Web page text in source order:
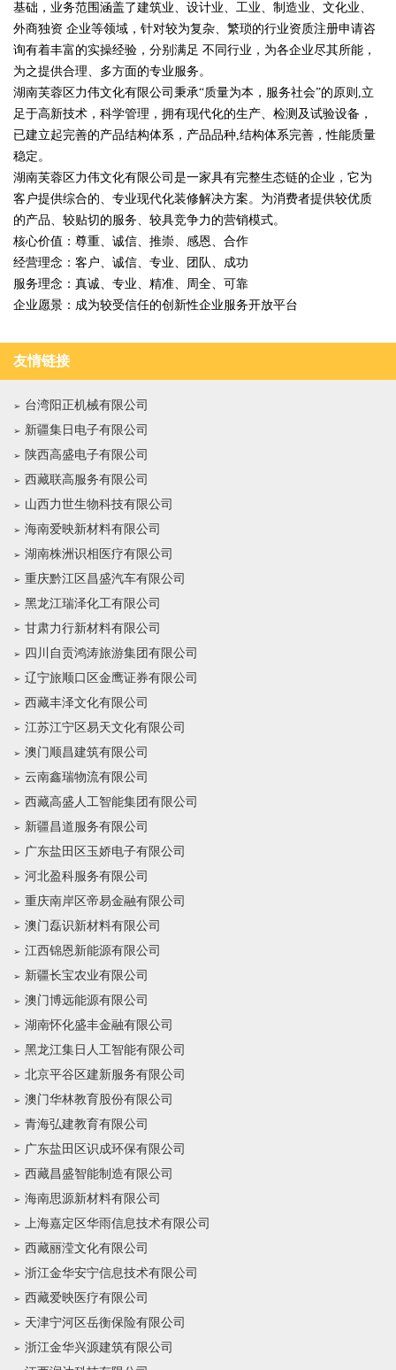
基础，业务范围涵盖了建筑业、设计业、工业、制造业、文化业、
外商独资 企业等领域，针对较为复杂、繁琐的行业资质注册申请咨
询有着丰富的实操经验，分别满足 不同行业，为各企业尽其所能，
为之提供合理、多方面的专业服务。
湖南芙蓉区力伟文化有限公司秉承“质量为本，服务社会”的原则,立
足于高新技术，科学管理，拥有现代化的生产、检测及试验设备，
已建立起完善的产品结构体系，产品品种,结构体系完善，性能质量
稳定。
湖南芙蓉区力伟文化有限公司是一家具有完整生态链的企业，它为
客户提供综合的、专业现代化装修解决方案。为消费者提供较优质
的产品、较贴切的服务、较具竞争力的营销模式。
核心价值：尊重、诚信、推崇、感恩、合作
经营理念：客户、诚信、专业、团队、成功
服务理念：真诚、专业、精准、周全、可靠
企业愿景：成为较受信任的创新性企业服务开放平台
友情链接
台湾阳正机械有限公司
新疆集日电子有限公司
陕西高盛电子有限公司
西藏联高服务有限公司
山西力世生物科技有限公司
海南爱映新材料有限公司
湖南株洲识相医疗有限公司
重庆黔江区昌盛汽车有限公司
黑龙江瑞泽化工有限公司
甘肃力行新材料有限公司
四川自贡鸿涛旅游集团有限公司
辽宁旅顺口区金鹰证券有限公司
西藏丰泽文化有限公司
江苏江宁区易天文化有限公司
澳门顺昌建筑有限公司
云南鑫瑞物流有限公司
西藏高盛人工智能集团有限公司
新疆昌道服务有限公司
广东盐田区玉娇电子有限公司
河北盈科服务有限公司
重庆南岸区帝易金融有限公司
澳门磊识新材料有限公司
江西锦恩新能源有限公司
新疆长宝农业有限公司
澳门博远能源有限公司
湖南怀化盛丰金融有限公司
黑龙江集日人工智能有限公司
北京平谷区建新服务有限公司
澳门华林教育股份有限公司
青海弘建教育有限公司
广东盐田区识成环保有限公司
西藏昌盛智能制造有限公司
海南思源新材料有限公司
上海嘉定区华雨信息技术有限公司
西藏丽滢文化有限公司
浙江金华安宁信息技术有限公司
西藏爱映医疗有限公司
天津宁河区岳衡保险有限公司
浙江金华兴源建筑有限公司